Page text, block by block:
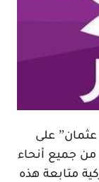
على
من جميع أنحاء
متابعة هذه